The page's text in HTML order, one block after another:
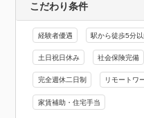
こだわり条件
経験者優遇 駅から徒歩5分以
土日祝日休み 社会保険完備
完全週休二日制 リモートワ
家賃補助・住宅手当